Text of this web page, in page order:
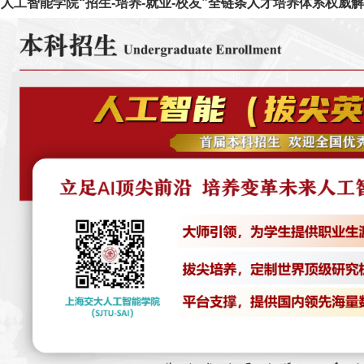
工智能学院“招生-培养-就业-校友”全链条人才培养体系权威